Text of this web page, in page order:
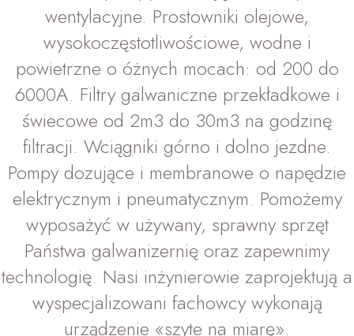
wentylacyjne. Prostowniki olejowe,
wysokoczęstotliwościowe, wodne i
powietrzne o óżnych mocach: od 200 do
6000A. Filtry galwaniczne przekładkowe i
świecowe od 2m3 do 30m3 na godzinę
filtracji. Wciągniki górno i dolno jezdne.
Pompy dozujące i membranowe o napędzie
elektrycznym i pneumatycznym. Pomożemy
wyposażyć w używany, sprawny sprzęt
Państwa galwanizernię oraz zapewnimy
technologię. Nasi inżynierowie zaprojektują a
wyspecjalizowani fachowcy wykonają
urządzenie «szyte na miarę».